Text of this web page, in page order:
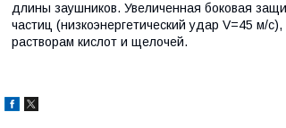
длины заушников. Увеличенная боковая
частиц (низкоэнергетический удар V=45 м/
растворам кислот и щелочей.